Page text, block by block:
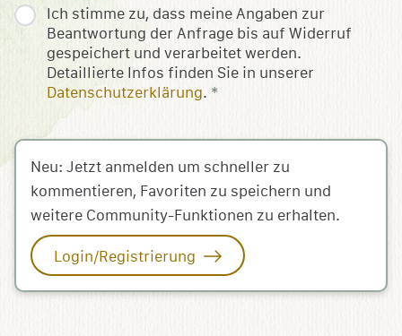
Ich stimme zu, dass meine Angaben zur
Beantwortung der Anfrage bis auf Widerruf
gespeichert und verarbeitet werden.
Detaillierte Infos finden Sie in unserer
Datenschutzerklärung. *
Neu: Jetzt anmelden um schneller zu
kommentieren, Favoriten zu speichern und
weitere Community-Funktionen zu erhalten.
Login/Registrierung